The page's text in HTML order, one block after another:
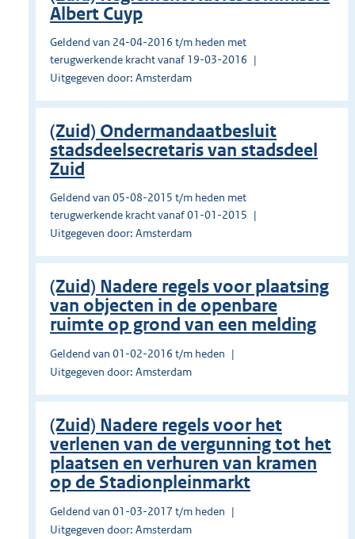
Albert Cuyp
Geldend van 24-04-2016 t/m heden met
terugwerkende kracht vanaf 19-03-2016
Uitgegeven door: Amsterdam
(Zuid) Ondermandaatbesluit
stadsdeelsecretaris van stadsdeel
Zuid
Geldend van 05-08-2015 t/m heden met
terugwerkende kracht vanaf 01-01-2015
Uitgegeven door: Amsterdam
(Zuid) Nadere regels voor plaatsing
van objecten in de openbare
ruimte op grond van een melding
Geldend van 01-02-2016 t/m heden
Uitgegeven door: Amsterdam
(Zuid) Nadere regels voor het
verlenen van de vergunning tot het
plaatsen en verhuren van kramen
op de Stadionpleinmarkt
Geldend van 01-03-2017 t/m heden
Uitgegeven door: Amsterdam